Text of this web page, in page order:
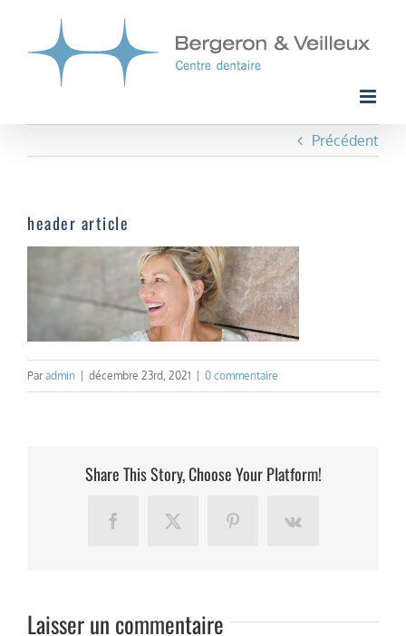
Précédent
header article
Paradmin décembre 23rd, 2021 0 commentaire
Share This Story, Choose Your Platform!
FacebookX PinterestVk
Laisser un commentaire